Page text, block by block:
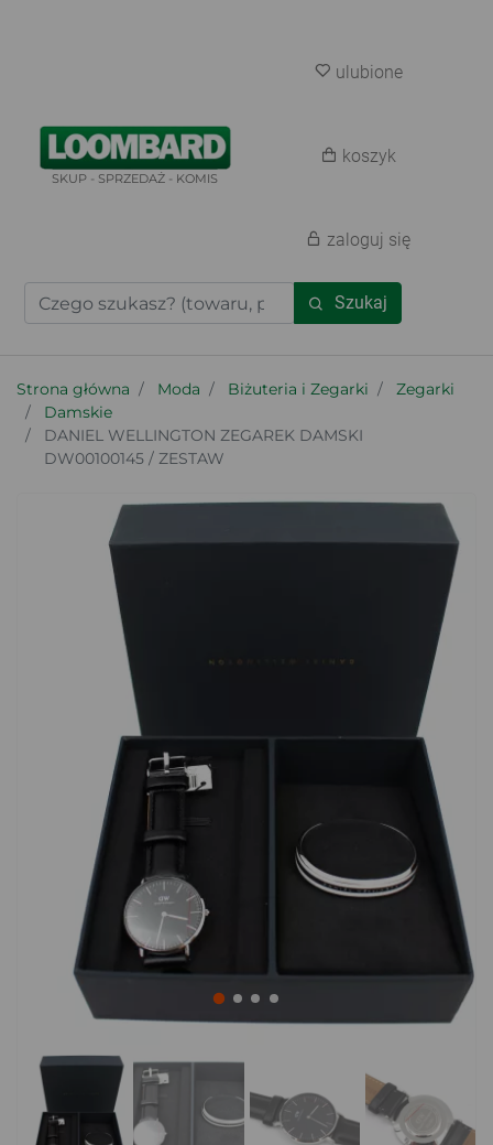
SKUP - SPRZEDAŻ - KOMIS
Szukaj
ulubione
koszyk
zaloguj się
Strona główna Moda Biżuteria i Zegarki
Zegarki
Damskie
DANIEL WELLINGTON ZEGAREK DAMSKI
DW00100145 / ZESTAW